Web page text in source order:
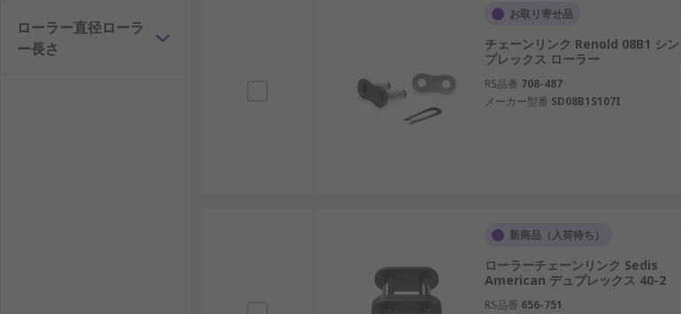
ローラー直径ローラ
ー長さ
お取り寄せ品
チェーンリンク Renold 08B1 シン
プレックス ローラー
RS品番 708-487
メーカー型番 SD08B1S107I
新商品（入荷待ち）
ローラーチェーンリンク Sedis
American デュプレックス 40-2
RS品番 656-751